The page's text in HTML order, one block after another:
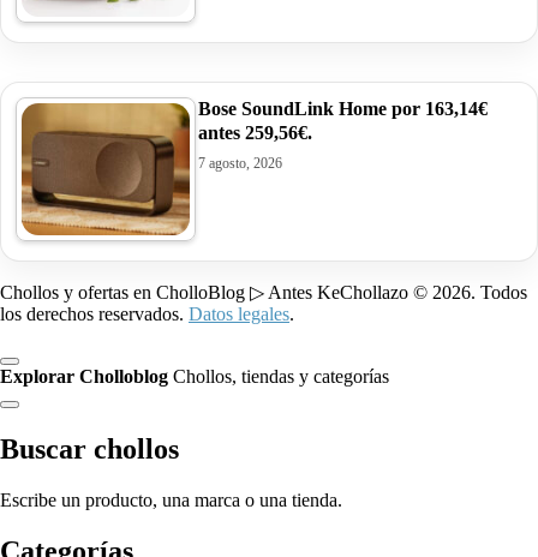
Bose SoundLink Home por 163,14€
antes 259,56€.
7 agosto, 2026
Chollos y ofertas en CholloBlog ▷ Antes KeChollazo © 2026. Todos
los derechos reservados. Datos legales.
Explorar Cholloblog Chollos, tiendas y categorías
Buscar chollos
Escribe un producto, una marca o una tienda.